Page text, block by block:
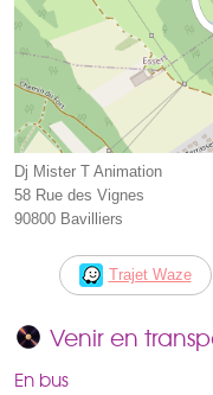
Dj Mister T Animation
58 Rue des Vignes
90800 Bavilliers
Trajet Waze
Venir en
En bus